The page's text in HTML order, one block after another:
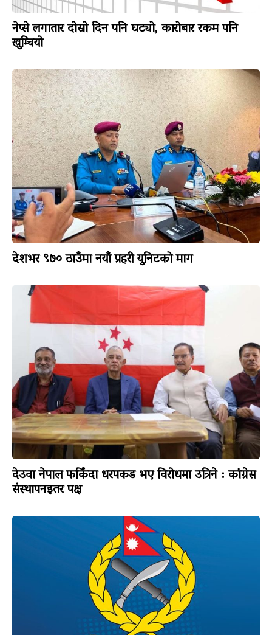
नेप्से लगातार दोस्रो दिन पनि घट्यो, कारोबार रकम पनि
खुम्चियो
देशभर ९७० ठाउँमा नयाँ प्रहरी युनिटको माग
देउवा नेपाल फर्किंदा धरपकड भए विरोधमा उत्रिने : कांग्रेस
संस्थापनइतर पक्ष